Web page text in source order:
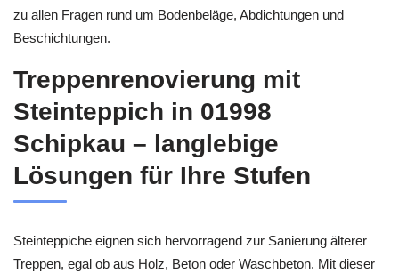
zu allen Fragen rund um Bodenbeläge, Abdichtungen und
Beschichtungen.
Treppenrenovierung mit
Steinteppich in 01998
Schipkau – langlebige
Lösungen für Ihre Stufen
Steinteppiche eignen sich hervorragend zur Sanierung älterer
Treppen, egal ob aus Holz, Beton oder Waschbeton. Mit dieser